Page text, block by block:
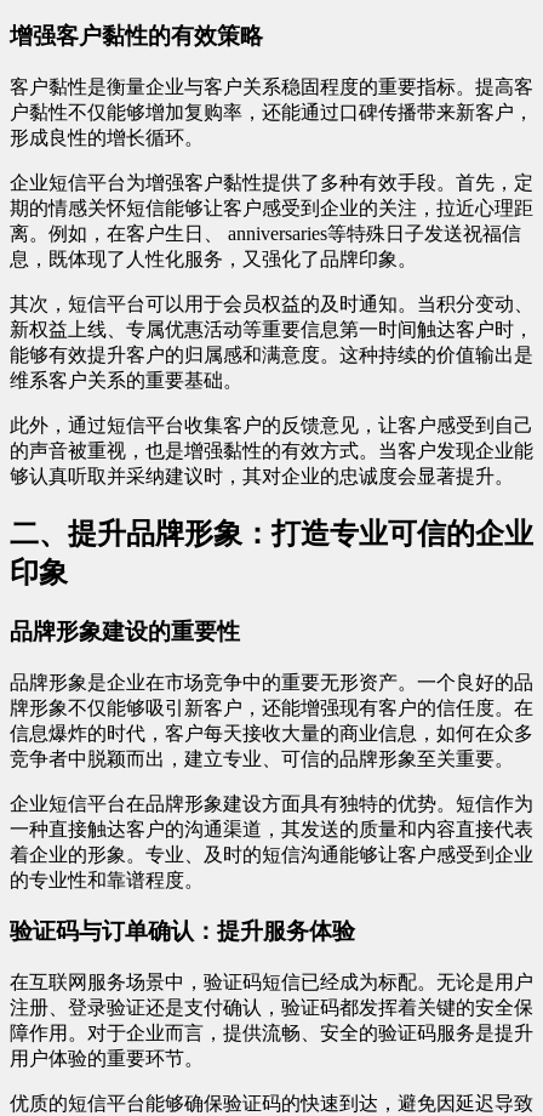
增强客户黏性的有效策略
客户黏性是衡量企业与客户关系稳固程度的重要指标。提高客
户黏性不仅能够增加复购率，还能通过口碑传播带来新客户，
形成良性的增长循环。
企业短信平台为增强客户黏性提供了多种有效手段。首先，定
期的情感关怀短信能够让客户感受到企业的关注，拉近心理距
离。例如，在客户生日、 anniversaries等特殊日子发送祝福信
息，既体现了人性化服务，又强化了品牌印象。
其次，短信平台可以用于会员权益的及时通知。当积分变动、
新权益上线、专属优惠活动等重要信息第一时间触达客户时，
能够有效提升客户的归属感和满意度。这种持续的价值输出是
维系客户关系的重要基础。
此外，通过短信平台收集客户的反馈意见，让客户感受到自己
的声音被重视，也是增强黏性的有效方式。当客户发现企业能
够认真听取并采纳建议时，其对企业的忠诚度会显著提升。
二、提升品牌形象：打造专业可信的企业
印象
品牌形象建设的重要性
品牌形象是企业在市场竞争中的重要无形资产。一个良好的品
牌形象不仅能够吸引新客户，还能增强现有客户的信任度。在
信息爆炸的时代，客户每天接收大量的商业信息，如何在众多
竞争者中脱颖而出，建立专业、可信的品牌形象至关重要。
企业短信平台在品牌形象建设方面具有独特的优势。短信作为
一种直接触达客户的沟通渠道，其发送的质量和内容直接代表
着企业的形象。专业、及时的短信沟通能够让客户感受到企业
的专业性和靠谱程度。
验证码与订单确认：提升服务体验
在互联网服务场景中，验证码短信已经成为标配。无论是用户
注册、登录验证还是支付确认，验证码都发挥着关键的安全保
障作用。对于企业而言，提供流畅、安全的验证码服务是提升
用户体验的重要环节。
优质的短信平台能够确保验证码的快速到达，避免因延迟导致